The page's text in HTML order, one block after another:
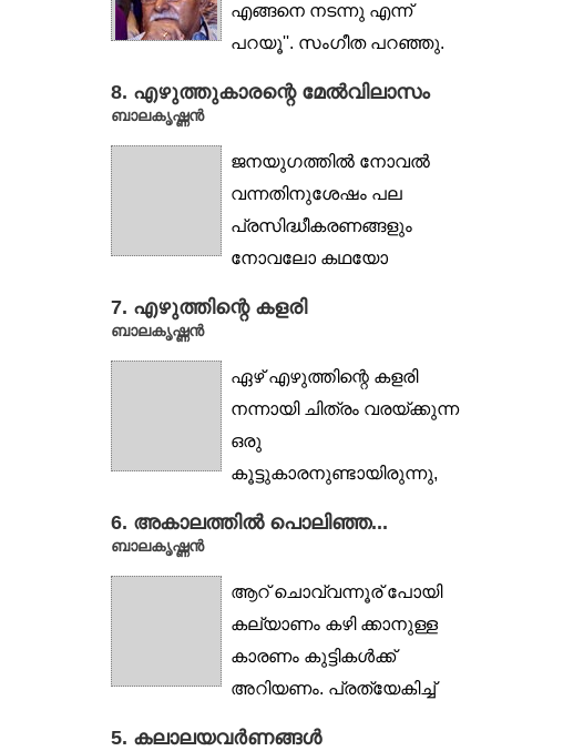
എങ്ങനെ നടന്നു എന്ന്
പറയൂ''. സംഗീത പറഞ്ഞു.
8. എഴുത്തുകാരന്റെ മേല്‍വിലാസം
ബാലകൃഷ്ണൻ
ജനയുഗത്തില്‍ നോവല്‍
വന്നതിനുശേഷം പല
പ്രസിദ്ധീകരണങ്ങളും
നോവലോ കഥയോ
എന്നെ വിസ്മയിപ്പിച്ചു.
7. എഴുത്തിന്റെ കളരി
ബാലകൃഷ്ണൻ
ഏഴ് എഴുത്തിന്റെ കളരി
നന്നായി ചിത്രം വരയ്ക്കുന്ന
ഒരു
കൂട്ടുകാരനുണ്ടായിരുന്നു,
6. അകാലത്തിൽ പൊലിഞ്ഞ...
ബാലകൃഷ്ണൻ
ആറ് ചൊവ്വന്നൂര് പോയി
കല്യാണം കഴി ക്കാനുള്ള
കാരണം കുട്ടികൾക്ക്
അറിയണം. പ്രത്യേകിച്ച്
5. കലാലയവർണങ്ങൾ